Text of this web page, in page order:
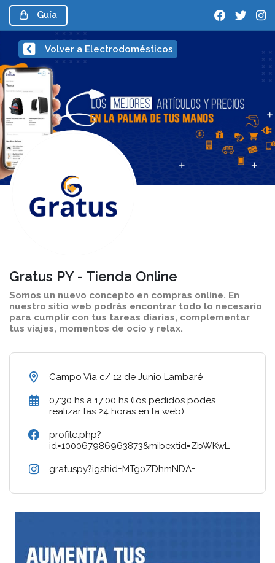
Guía
Volver a Electrodomésticos
Gratus PY - Tienda Online
Somos un nuevo concepto en compras online. En
nuestro sitio web podrás encontrar todo lo necesario
para cumplir con tus tareas diarias, complementar
tus viajes, momentos de ocio y relax.
Campo Vía c/ 12 de Junio Lambaré
07:30 hs a 17:00 hs (los pedidos podes
realizar las 24 horas en la web)
profile.php?
id=100067986963873&mibextid=ZbWKwL
gratuspy?igshid=MTg0ZDhmNDA=